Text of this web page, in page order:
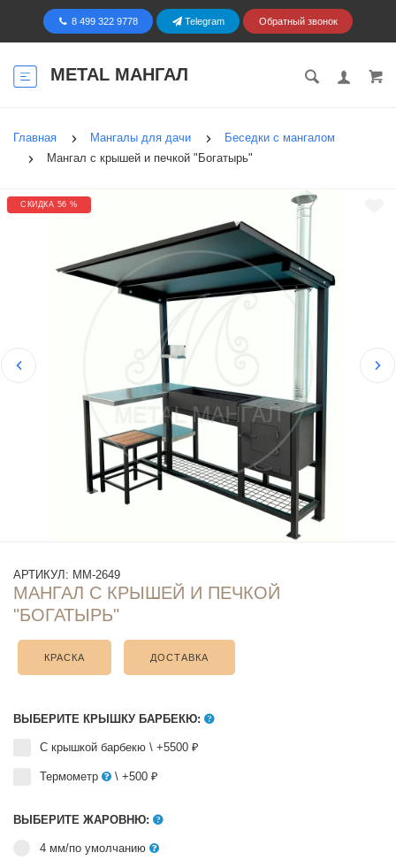
8 499 322 9778 Telegram Обратный звонок
METAL МАНГАЛ
Главная Мангалы для дачи
Беседки с мангалом
Мангал с крышей и печкой "Богатырь"
СКИДКА 56 %
АРТИКУЛ: ММ-2649
МАНГАЛ С КРЫШЕЙ И ПЕЧКОЙ
"БОГАТЫРЬ"
КРАСКА ДОСТАВКА
ВЫБЕРИТЕ КРЫШКУ БАРБЕКЮ:
С крышкой барбекю \ +5500 ₽
Термометр \ +500 ₽
ВЫБЕРИТЕ ЖАРОВНЮ:
4 мм/по умолчанию